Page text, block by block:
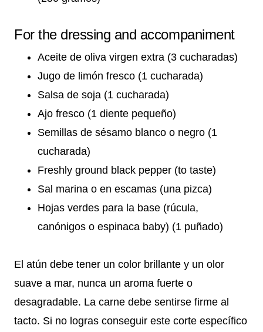
For the dressing and accompaniment
Aceite de oliva virgen extra (3 cucharadas)
Jugo de limón fresco (1 cucharada)
Salsa de soja (1 cucharada)
Ajo fresco (1 diente pequeño)
Semillas de sésamo blanco o negro (1
cucharada)
Freshly ground black pepper (to taste)
Sal marina o en escamas (una pizca)
Hojas verdes para la base (rúcula,
canónigos o espinaca baby) (1 puñado)
El atún debe tener un color brillante y un olor
suave a mar, nunca un aroma fuerte o
desagradable. La carne debe sentirse firme al
tacto. Si no logras conseguir este corte específico